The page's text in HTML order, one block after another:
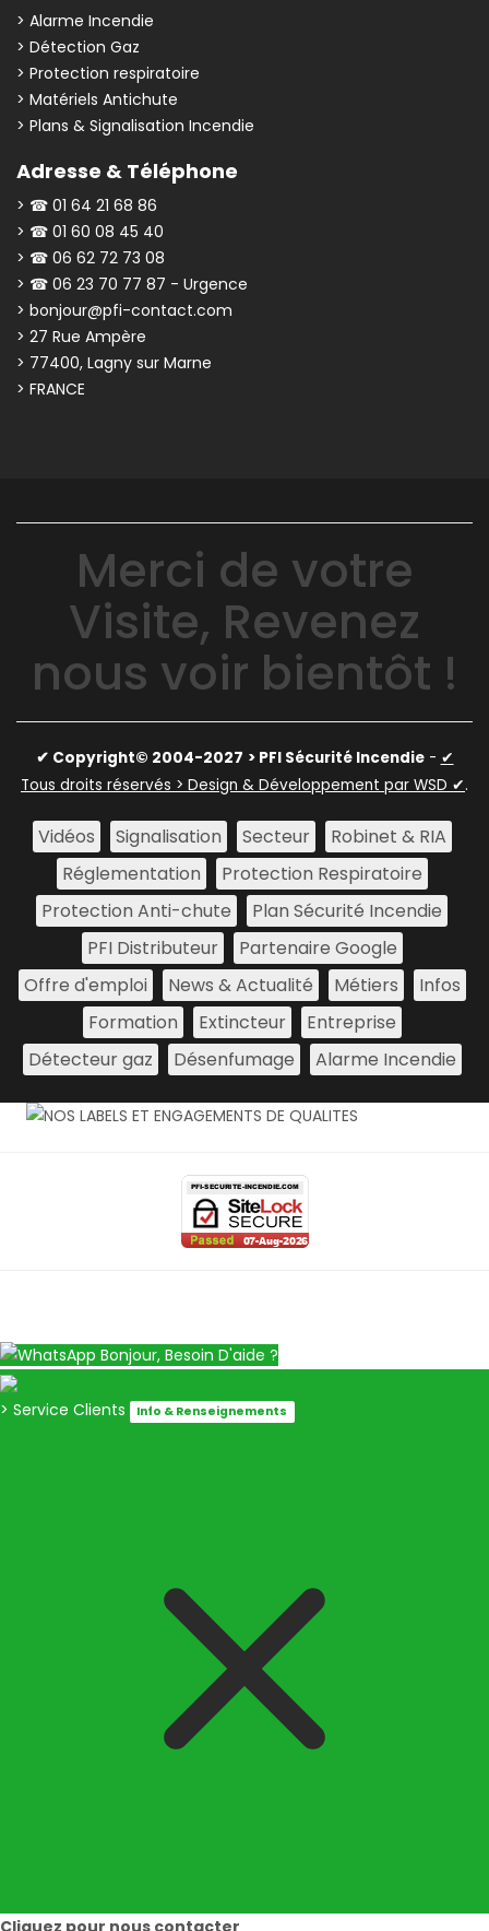
> Alarme Incendie
> Détection Gaz
> Protection respiratoire
> Matériels Antichute
> Plans & Signalisation Incendie
Adresse & Téléphone
> ☎ 01 64 21 68 86
> ☎ 01 60 08 45 40
> ☎ 06 62 72 73 08
> ☎ 06 23 70 77 87 - Urgence
> bonjour@pfi-contact.com
> 27 Rue Ampère
> 77400, Lagny sur Marne
> FRANCE
Merci de votre
Visite, Revenez
nous voir bientôt !
✔ Copyright© 2004-2027 > PFI Sécurité Incendie- ✔
Tous droits réservés > Design & Développement par WSD ✔.
Vidéos Signalisation Secteur
Robinet & RIA
Réglementation
Protection Respiratoire
Protection Anti-chute
Plan Sécurité Incendie
PFI Distributeur
Partenaire Google
Offre d'emploi
News & Actualité Métiers
Infos
Formation
Extincteur
Entreprise
Détecteur gaz
Désenfumage Alarme Incendie
Bonjour, Besoin D'aide ?
> Service Clients Info & Renseignements